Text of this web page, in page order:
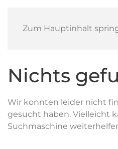
Zum Hauptinhalt
Nichts
Wir konnten leider nicht
gesucht haben. Vielleicht
Suchmaschine